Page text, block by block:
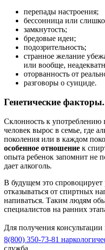
перепады настроения;
бессонница или
замкнутость;
бредовые идеи;
подозрительность;
странное желание
или вообще,
оторванность от
разговоры о суициде.
Генетические факторы.
Склонность к употреблению
человек вырос в семье, где
поколения или в каждом
особенное отношение к
опыта ребенок запомнит не
дает алкоголь.
В будущем это
отказываться от спиртных
напиваться. Таким людям
специалистов на ранних
Для получения
8(800) 350-73-81
служба.